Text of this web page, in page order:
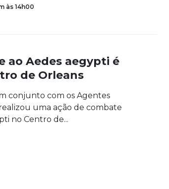
às 14h00
ao Aedes aegypti é
de Orleans
conjunto com os Agentes
uma ação de combate
no Centro de...